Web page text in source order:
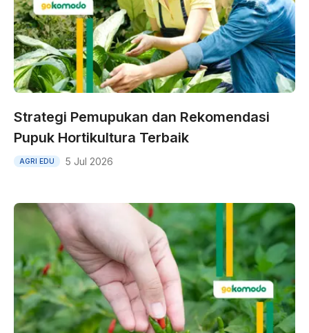
Strategi Pemupukan dan Rekomendasi
Pupuk Hortikultura Terbaik
AGRI EDU 5 Jul 2026